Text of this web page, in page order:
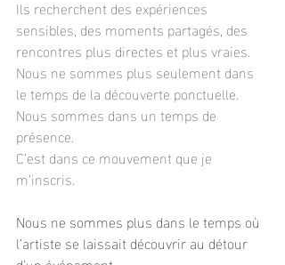
Ils recherchent des expériences
sensibles, des moments partagés, des
rencontres plus directes et plus vraies.
Nous ne sommes plus seulement dans
le temps de la découverte ponctuelle.
Nous sommes dans un temps de
présence.
C’est dans ce mouvement que je
m’inscris.
Nous ne sommes plus dans le temps où
l’artiste se laissait découvrir au détour